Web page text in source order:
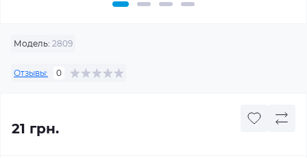
Модель: 2809
Отзывы: 0
21 грн.